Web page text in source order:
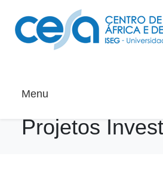
Menu
Projetos